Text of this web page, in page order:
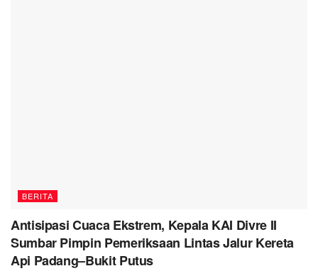
BERITA
Antisipasi Cuaca Ekstrem, Kepala KAI Divre II
Sumbar Pimpin Pemeriksaan Lintas Jalur Kereta
Api Padang–Bukit Putus